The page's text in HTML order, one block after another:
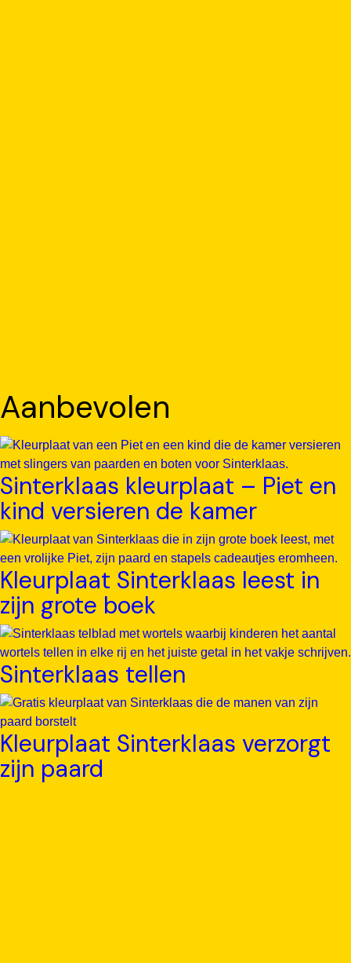
Aanbevolen
Sinterklaas kleurplaat – Piet en
kind versieren de kamer
Kleurplaat Sinterklaas leest in
zijn grote boek
Sinterklaas tellen
Kleurplaat Sinterklaas verzorgt
zijn paard